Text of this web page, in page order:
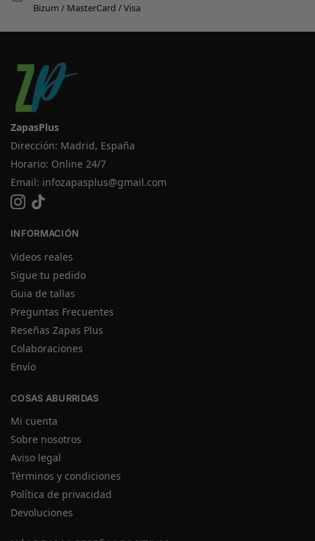
Bizum / MasterCard / Visa
ZapasPlus
Dirección: Madrid, España
Horario: Online 24/7
Email: infozapasplus@gmail.com
INFORMACIÓN
Videos reales
Sigue tu pedido
Guia de tallas
Preguntas Frecuentes
Reseñas Zapas Plus
Colaboraciones
Envío
COSAS ABURRIDAS
Mi cuenta
Sobre nosotros
Aviso legal
Términos y condiciones
Política de privacidad
Devoluciones